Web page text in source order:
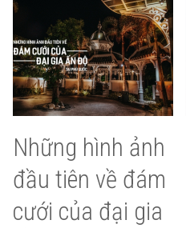
Những hình ảnh
đầu tiên về đám
cưới của đại gia